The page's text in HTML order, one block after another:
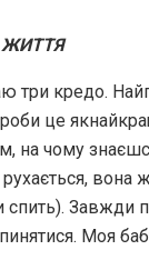
три кредо.
це
на чому
вона
спить). Завжди
Моя